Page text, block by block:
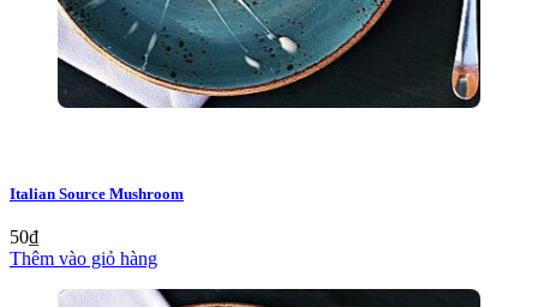
Italian Source Mushroom
50₫
Thêm vào giỏ hàng